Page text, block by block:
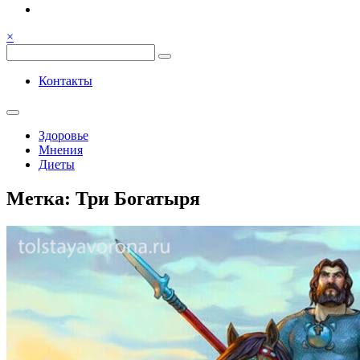
Весёлый и здоровый образ
Семья, общение, здоровье.
×
Весёлый и здоровый образ жизни
Контакты
Здоровье
Мнения
Диеты
Метка: Три Богатыря